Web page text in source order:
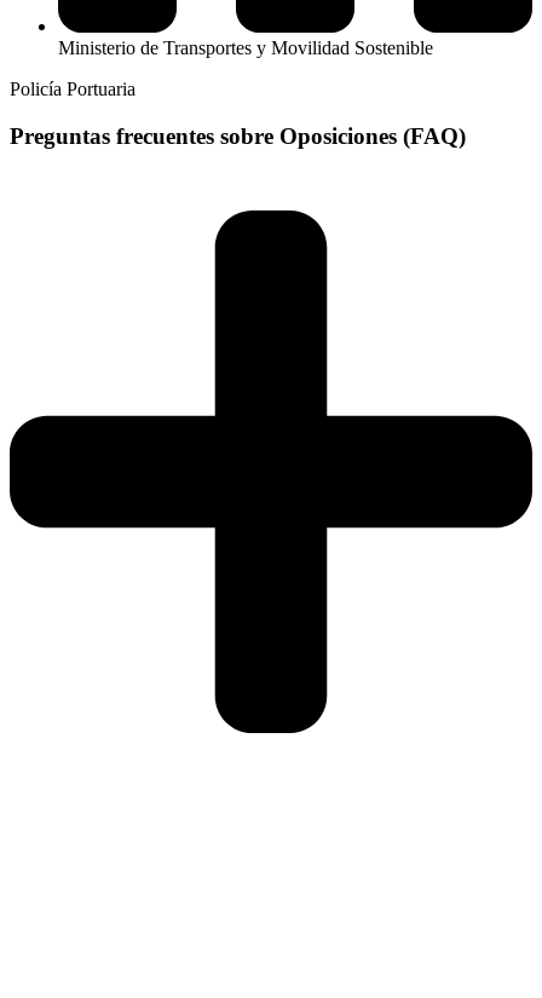
Ministerio de Transportes y Movilidad Sostenible
Policía Portuaria
Preguntas frecuentes sobre Oposiciones (FAQ)